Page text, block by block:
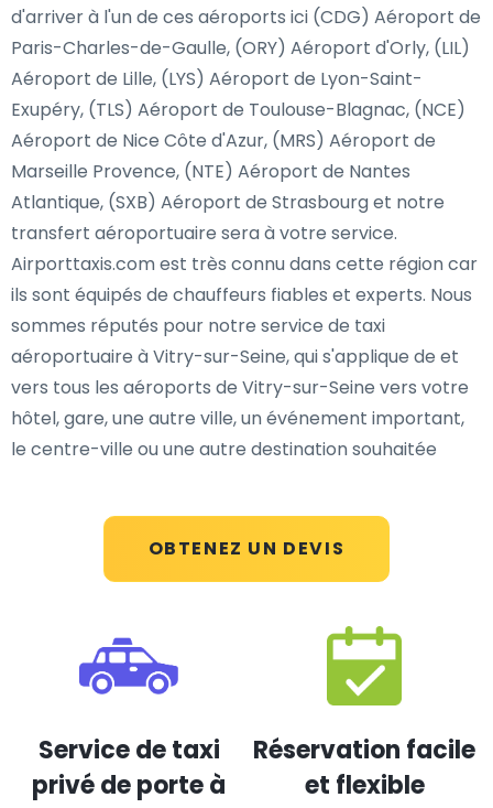
OBTENEZ UN DEVIS
d'arriver à l'un de ces aéroports ici (CDG) Aéroport de
Paris-Charles-de-Gaulle, (ORY) Aéroport d'Orly, (LIL)
Aéroport de Lille, (LYS) Aéroport de Lyon-Saint-
Exupéry, (TLS) Aéroport de Toulouse-Blagnac, (NCE)
Aéroport de Nice Côte d'Azur, (MRS) Aéroport de
Marseille Provence, (NTE) Aéroport de Nantes
Atlantique, (SXB) Aéroport de Strasbourg et notre
transfert aéroportuaire sera à votre service.
Airporttaxis.com est très connu dans cette région car
ils sont équipés de chauffeurs fiables et experts. Nous
sommes réputés pour notre service de taxi
aéroportuaire à Vitry-sur-Seine, qui s'applique de et
vers tous les aéroports de Vitry-sur-Seine vers votre
hôtel, gare, une autre ville, un événement important,
le centre-ville ou une autre destination souhaitée
Service de taxi
privé de porte à
Réservation facile
et flexible